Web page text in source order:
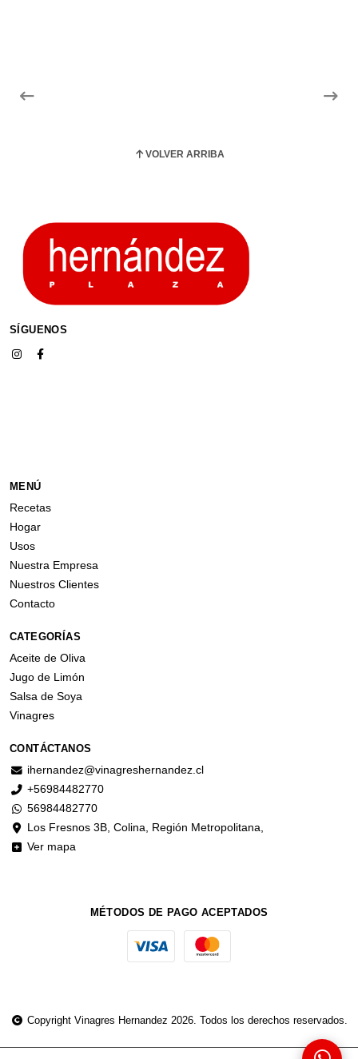
VOLVER ARRIBA
SÍGUENOS
MENÚ
Recetas
Hogar
Usos
Nuestra Empresa
Nuestros Clientes
Contacto
CATEGORÍAS
Aceite de Oliva
Jugo de Limón
Salsa de Soya
Vinagres
CONTÁCTANOS
ihernandez@vinagreshernandez.cl
+56984482770
56984482770
Los Fresnos 3B, Colina, Región Metropolitana,
Ver mapa
MÉTODOS DE PAGO ACEPTADOS
Copyright Vinagres Hernandez 2026. Todos los derechos reservados.